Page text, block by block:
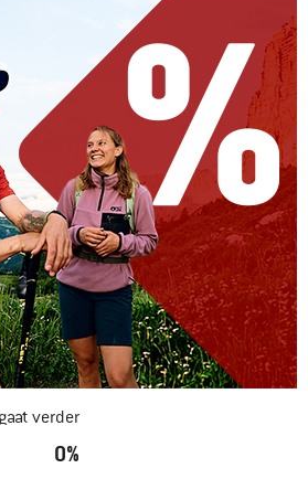
verder
-50%